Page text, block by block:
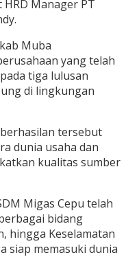
Manager PT
Muba
yang telah
tiga lulusan
di lingkungan
tersebut
dunia usaha dan
kualitas sumber
Migas Cepu telah
bidang
hingga Keselamatan
siap memasuki dunia